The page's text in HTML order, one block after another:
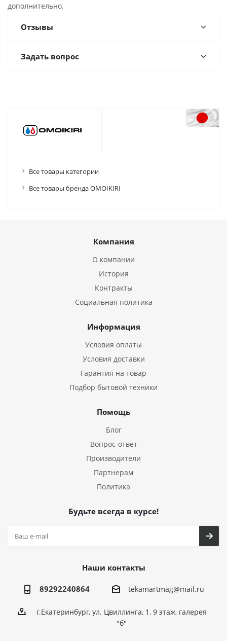
дополнительно.
Отзывы
Задать вопрос
Все товары категории
Все товары бренда OMOIKIRI
Компания
О компании
История
Контракты
Социальная политика
Информация
Условия оплаты
Условия доставки
Гарантия на товар
Подбор бытовой техники
Помощь
Блог
Вопрос-ответ
Производители
Партнерам
Политика
Будьте всегда в курсе!
Наши контакты
89292240864 tekamartmag@mail.ru
г.Екатеринбург, ул. Цвиллинга, 1, 9 этаж, галерея
"б"